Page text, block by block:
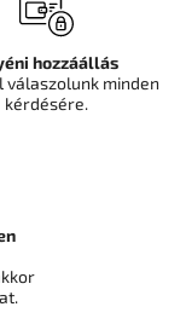
hozzáállás
válaszolunk minden
kérdésére.